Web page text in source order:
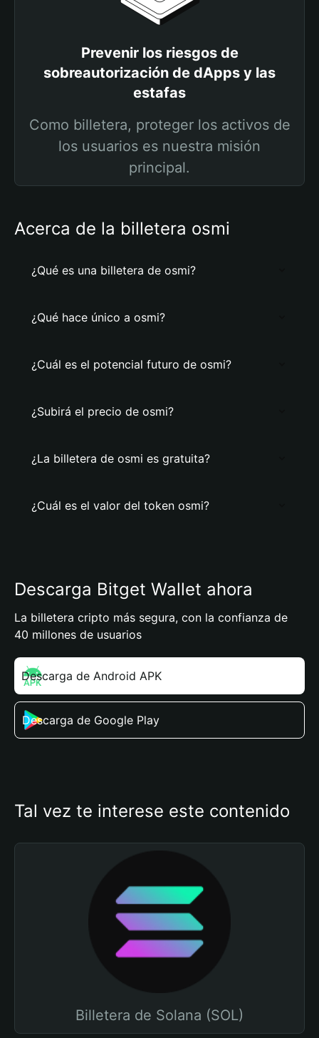
Prevenir los riesgos de
sobreautorización de dApps y las
estafas
Como billetera, proteger los activos de
los usuarios es nuestra misión
principal.
Acerca de la billetera osmi
¿Qué es una billetera de osmi?
¿Qué hace único a osmi?
¿Cuál es el potencial futuro de osmi?
¿Subirá el precio de osmi?
¿La billetera de osmi es gratuita?
¿Cuál es el valor del token osmi?
Descarga Bitget Wallet ahora
La billetera cripto más segura, con la confianza de
40 millones de usuarios
Descarga de Android APK
Descarga de Google Play
Tal vez te interese este contenido
Billetera de Solana (SOL)